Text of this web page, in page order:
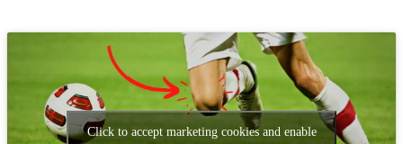
Click to accept marketing cookies and enable